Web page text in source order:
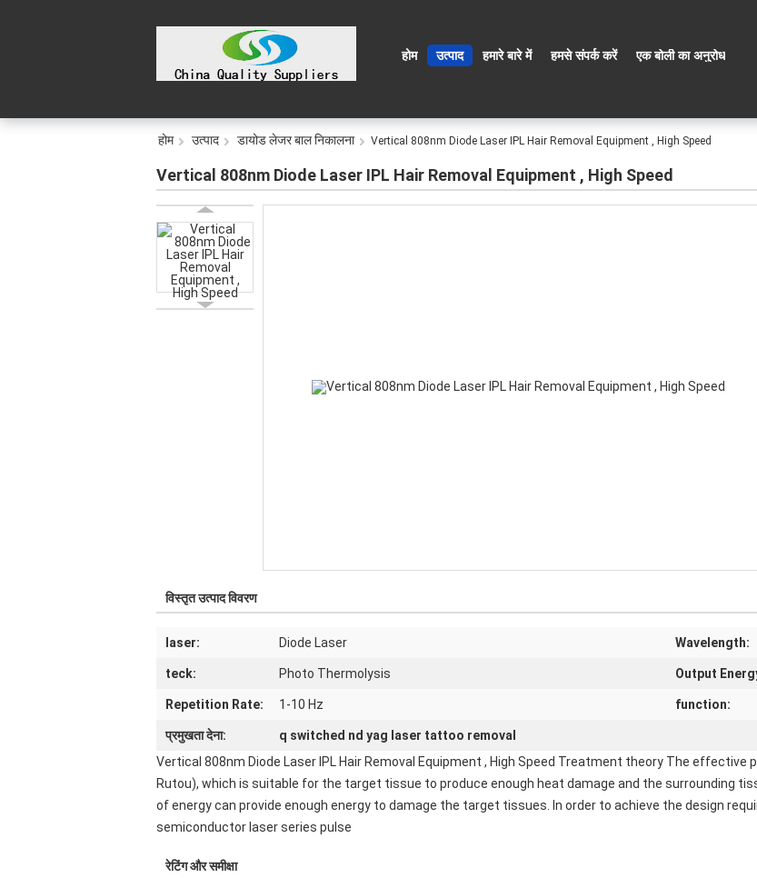
होम उत्पाद हमारे बारे में हमसे संपर्क करें एक बोली का अनुरोध
होम उत्पाद डायोड लेजर बाल निकालना Vertical 808nm Diode Laser IPL Hair Removal Equipment , High Speed
Vertical 808nm Diode Laser IPL Hair Removal Equipment , High Speed
विस्तृत उत्पाद विवरण
laser: Diode Laser Wavelength:
teck: Photo Thermolysis Output
Repetition Rate: 1-10 Hz function:
प्रमुखता देना:
q switched nd yag laser tattoo removal
Vertical 808nm Diode Laser IPL Hair Removal Equipment , High Speed Treatment theory The
Rutou), which is suitable for the target tissue to produce enough heat damage and the surrounding
of energy can provide enough energy to damage the target tissues. In order to achieve the design
semiconductor laser series pulse
रेटिंग और समीक्षा